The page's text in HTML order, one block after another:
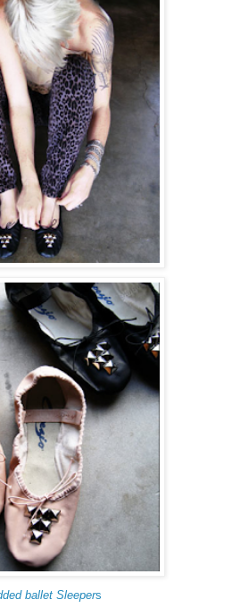
ballet Sleepers